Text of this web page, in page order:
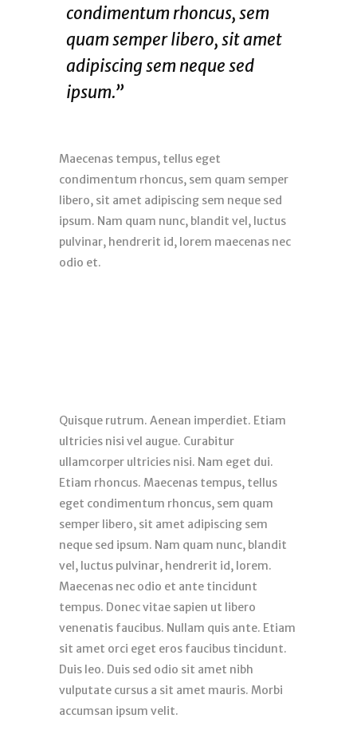
condimentum rhoncus, sem
quam semper libero, sit amet
adipiscing sem neque sed
ipsum.”
Maecenas tempus, tellus eget
condimentum rhoncus, sem quam semper
libero, sit amet adipiscing sem neque sed
ipsum. Nam quam nunc, blandit vel, luctus
pulvinar, hendrerit id, lorem maecenas nec
odio et.
Quisque rutrum. Aenean imperdiet. Etiam
ultricies nisi vel augue. Curabitur
ullamcorper ultricies nisi. Nam eget dui.
Etiam rhoncus. Maecenas tempus, tellus
eget condimentum rhoncus, sem quam
semper libero, sit amet adipiscing sem
neque sed ipsum. Nam quam nunc, blandit
vel, luctus pulvinar, hendrerit id, lorem.
Maecenas nec odio et ante tincidunt
tempus. Donec vitae sapien ut libero
venenatis faucibus. Nullam quis ante. Etiam
sit amet orci eget eros faucibus tincidunt.
Duis leo. Duis sed odio sit amet nibh
vulputate cursus a sit amet mauris. Morbi
accumsan ipsum velit.